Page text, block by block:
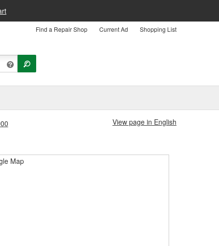
Find a Repair Shop Current Ad Shopping List
View page in English